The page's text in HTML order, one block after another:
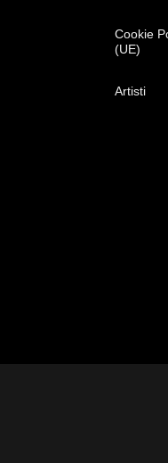
Cookie
(UE)
Artisti